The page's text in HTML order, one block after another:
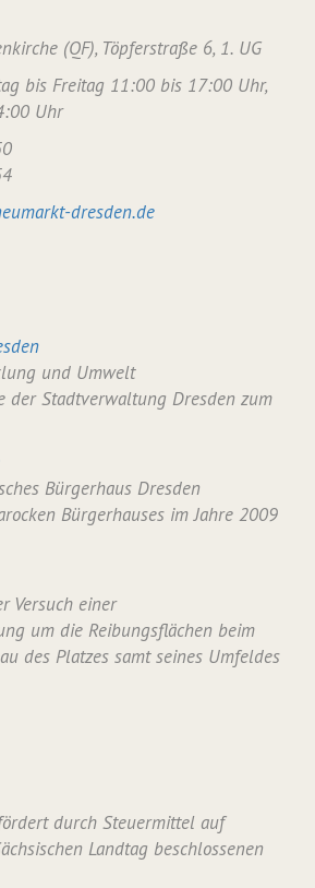
(QF), Töpferstraße 6, 1. UG
bis Freitag 11:00 bis 17:00 Uhr,
Uhr
dresden.de
und Umwelt
der Stadtverwaltung Dresden zum
Bürgerhaus Dresden
Bürgerhauses im Jahre 2009
Versuch einer
um die Reibungsflächen beim
des Platzes samt seines Umfeldes
durch Steuermittel auf
Landtag beschlossenen